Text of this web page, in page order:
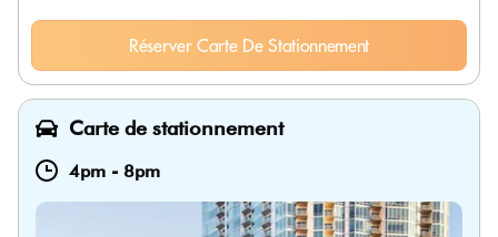
Réserver Carte De Stationnement
Carte de stationnement
4pm - 8pm